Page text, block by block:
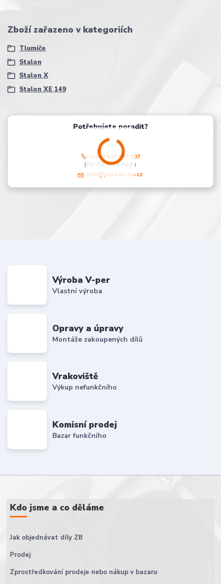
Zboží zařazeno v kategoriích
Tlumiče
Stalon
Stalon X
Stalon XE 149
Potřebujete poradit?
+420 607 107 607
(Po-Pá, 8-16 hod.)
info@puskarstvi.cz
Výroba V-per
Vlastní výroba
Opravy a úpravy
Montáže zakoupených dílů
Vrakoviště
Výkup nefunkčního
Komisní prodej
Bazar funkčního
Kdo jsme a co děláme
Jak objednávat díly ZB
Prodej
Zprostředkování prodeje nebo nákup v bazaru